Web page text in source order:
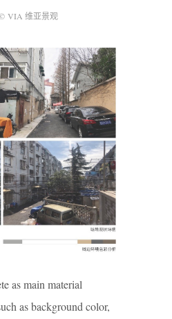
VIA 维亚景观
as main material
as background color,